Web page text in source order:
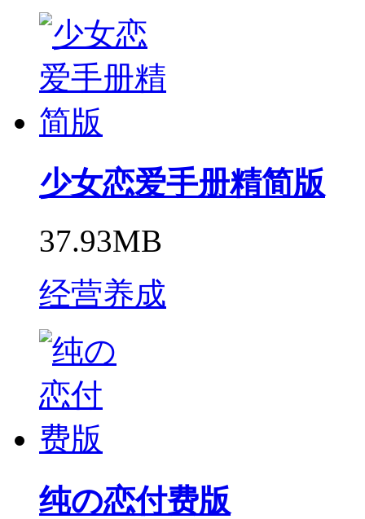
少女恋爱手册精简版
37.93MB
经营养成
纯の恋付费版